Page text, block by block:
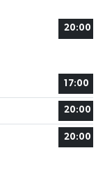
20:00
17:00
20:00
20:00